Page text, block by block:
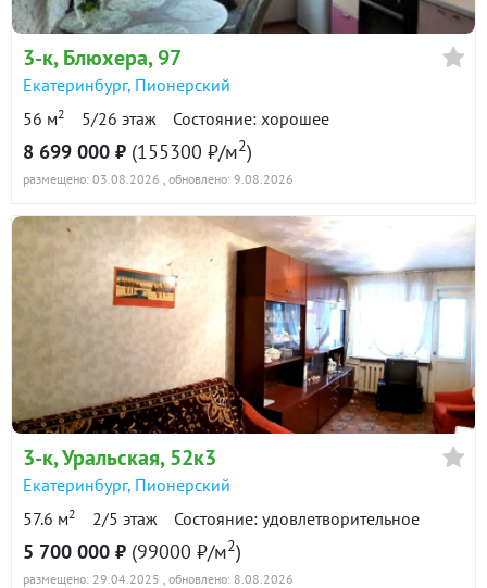
в продаже 108600 ₽/м²
Показать всю историю: 18 предложений →
3-к, Блюхера, 97
Екатеринбург, Пионерский
56 м2 5/26 этаж Состояние: хорошее
8 699 000 ₽ (155300 ₽/м2)
размещено: 03.08.2026 , обновлено: 9.08.2026
3-к, Уральская, 52к3
Екатеринбург, Пионерский
57.6 м2 2/5 этаж Состояние: удовлетворительное
5 700 000 ₽ (99000 ₽/м2)
размещено: 29.04.2025 , обновлено: 8.08.2026